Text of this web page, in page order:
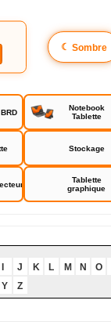
☾ Sombre
Notebook
Tablette
Stockage
Tablette
graphique
J K L M N O
Y Z